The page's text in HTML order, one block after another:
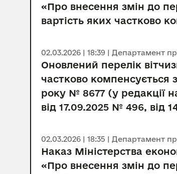
«Про внесення змін до
вартість яких частково
02.03.2026 | 18:39 | Департамент
Оновлений перелік
частково компенсується
року № 8677 (у редакції
від 17.09.2025 № 496, від
02.03.2026 | 18:35 | Департамент
Наказ Міністерства
«Про внесення змін до